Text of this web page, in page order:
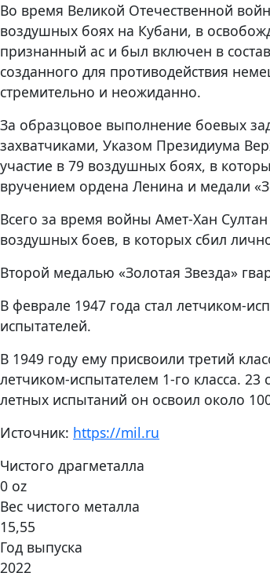
Во время Великой Отечественной
воздушных боях на Кубани, в
признанный ас и был включен в
созданного для противодействия
стремительно и неожиданно.
За образцовое выполнение боевых
захватчиками, Указом Президиума
участие в 79 воздушных боях, в
вручением ордена Ленина и медали
Всего за время войны Амет-Хан
воздушных боев, в которых сбил
Второй медалью «Золотая Звезда»
В феврале 1947 года стал летчиком-
испытателей.
В 1949 году ему присвоили третий
летчиком-испытателем 1-го класса.
летных испытаний он освоил около
Источник: https://mil.ru
Чистого драгметалла
0 oz
Вес чистого металла
15,55
Год выпуска
2022